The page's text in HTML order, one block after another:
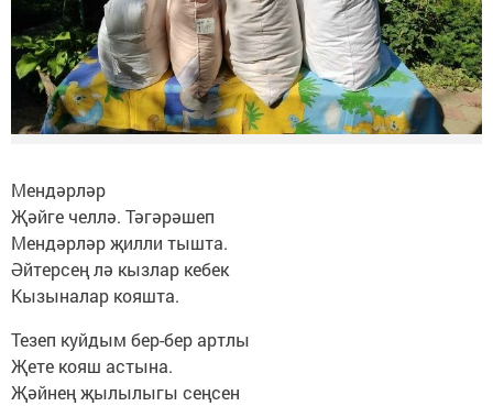
Мендәрләр
Җәйге челлә. Тәгәрәшеп
Мендәрләр җилли тышта.
Әйтерсең лә кызлар кебек
Кызыналар кояшта.
Тезеп куйдым бер-бер артлы
Җете кояш астына.
Җәйнең җылылыгы сеңсен